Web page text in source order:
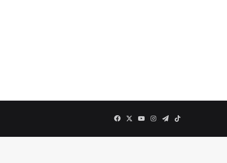
Facebook
X YouTubeInstagram
Telegram
TikTok